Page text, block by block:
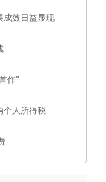
成效日益显现
作”
个人所得税